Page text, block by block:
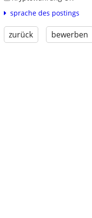
sprache des postings
zurück bewerben